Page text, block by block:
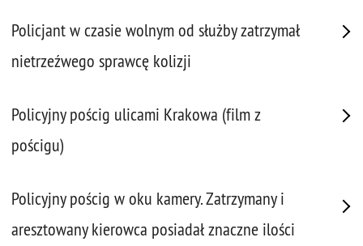
Policjant w czasie wolnym od służby zatrzymał
nietrzeźwego sprawcę kolizji
Policyjny pościg ulicami Krakowa (film z
pościgu)
Policyjny pościg w oku kamery. Zatrzymany i
aresztowany kierowca posiadał znaczne ilości